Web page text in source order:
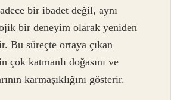
bir ibadet değil, aynı
bir deneyim olarak yeniden
Bu süreçte ortaya çıkan
çok katmanlı doğasını ve
karmaşıklığını gösterir.